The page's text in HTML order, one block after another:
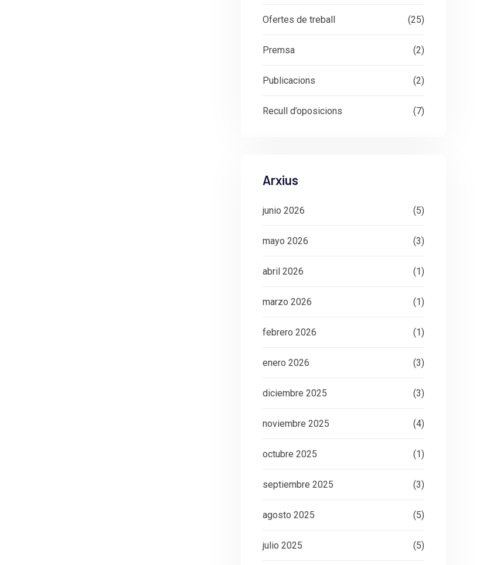
Ofertes de treball (25)
Premsa (2)
Publicacions (2)
Recull d’oposicions (7)
Arxius
junio 2026 (5)
mayo 2026 (3)
abril 2026 (1)
marzo 2026 (1)
febrero 2026 (1)
enero 2026 (3)
diciembre 2025 (3)
noviembre 2025 (4)
octubre 2025 (1)
septiembre 2025 (3)
agosto 2025 (5)
julio 2025 (5)